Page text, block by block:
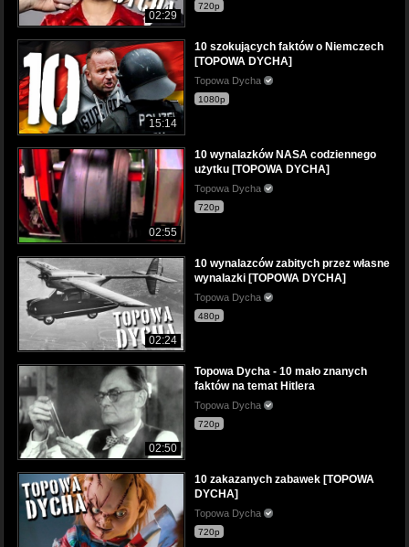
02:29
720p
15:14
10 szokujących faktów o Niemczech
[TOPOWA DYCHA]
Topowa Dycha
1080p
02:55
10 wynalazków NASA codziennego
użytku [TOPOWA DYCHA]
Topowa Dycha
720p
02:24
10 wynalazców zabitych przez własne
wynalazki [TOPOWA DYCHA]
Topowa Dycha
480p
02:50
Topowa Dycha - 10 mało znanych
faktów na temat Hitlera
Topowa Dycha
720p
10 zakazanych zabawek [TOPOWA
DYCHA]
Topowa Dycha
720p